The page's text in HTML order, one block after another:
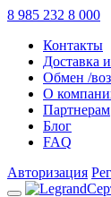
8 985 232 8 000
Контакты
Доставка
Обмен /
О
Партнерам
Блог
FAQ
Авторизация